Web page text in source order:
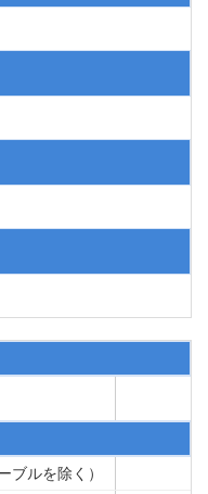
ブルを除く）